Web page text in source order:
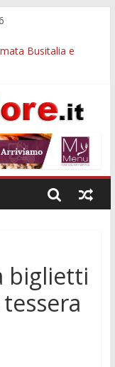
Busitalia e
arresto a
per Comuni e
su strade, stazioni
per l’abbonamento
biglietti